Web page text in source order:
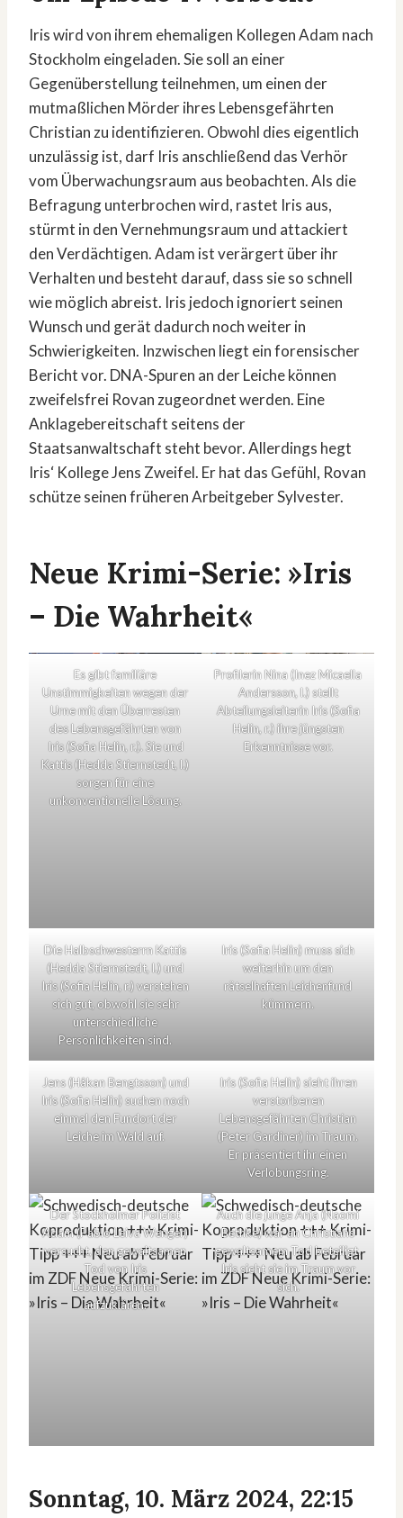
Iris wird von ihrem ehemaligen Kollegen Adam nach
Stockholm eingeladen. Sie soll an einer
Gegenüberstellung teilnehmen, um einen der
mutmaßlichen Mörder ihres Lebensgefährten
Christian zu identifizieren. Obwohl dies eigentlich
unzulässig ist, darf Iris anschließend das Verhör
vom Überwachungsraum aus beobachten. Als die
Befragung unterbrochen wird, rastet Iris aus,
stürmt in den Vernehmungsraum und attackiert
den Verdächtigen. Adam ist verärgert über ihr
Verhalten und besteht darauf, dass sie so schnell
wie möglich abreist. Iris jedoch ignoriert seinen
Wunsch und gerät dadurch noch weiter in
Schwierigkeiten. Inzwischen liegt ein forensischer
Bericht vor. DNA-Spuren an der Leiche können
zweifelsfrei Rovan zugeordnet werden. Eine
Anklagebereitschaft seitens der
Staatsanwaltschaft steht bevor. Allerdings hegt
Iris‘ Kollege Jens Zweifel. Er hat das Gefühl, Rovan
schütze seinen früheren Arbeitgeber Sylvester.
Neue Krimi-Serie: »Iris
– Die Wahrheit«
Es gibt familiäre
Unstimmigkeiten wegen der
Urne mit den Überresten
des Lebensgefährten von
Iris (Sofia Helin, r.). Sie und
Kattis (Hedda Stiernstedt, l.)
sorgen für eine
unkonventionelle Lösung.
Profilerin Nina (Inez Micaella
Andersson, l.) stellt
Abteilungsleiterin Iris (Sofia
Helin, r.) ihre jüngsten
Erkenntnisse vor.
Die Halbschwesterrn Kattis
(Hedda Stiernstedt, l.) und
Iris (Sofia Helin, r.) verstehen
sich gut, obwohl sie sehr
unterschiedliche
Persönlichkeiten sind.
Iris (Sofia Helin) muss sich
weiterhin um den
rätselhaften Leichenfund
kümmern.
Jens (Håkan Bengtsson) und
Iris (Sofia Helin) suchen noch
einmal den Fundort der
Leiche im Wald auf.
Iris (Sofia Helin) sieht ihren
verstorbenen
Lebensgefährten Christian
(Peter Gardiner) im Traum.
Er präsentiert ihr einen
Verlobungsring.
Der Stockholmer Polizist
Adam (Pablo Leiva Wenger)
versucht, den gewaltsamen
Tod von Iris
Lebensgefährten
aufzuklären.
Auch die junge Anja (Naomi
Bethke) war an Christians
gewaltsamem Tod beteiligt.
Iris sieht sie im Traum vor
sich.
Sonntag, 10. März 2024, 22:15